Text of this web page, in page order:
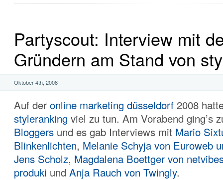
Partyscout: Interview mit
Gründern am Stand von
Oktober 4th, 2008
Auf der online marketing düsseldorf 2008
styleranking viel zu tun. Am Vorabend ging’s
Bloggers und es gab Interviews mit Mario
Blinkenlichten, Melanie Schyja von Euroweb
Jens Scholz, Magdalena Boettger von
produki und Anja Rauch von Twingly.